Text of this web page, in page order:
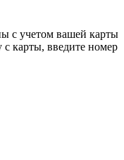
с учетом вашей карты
карты, введите номер